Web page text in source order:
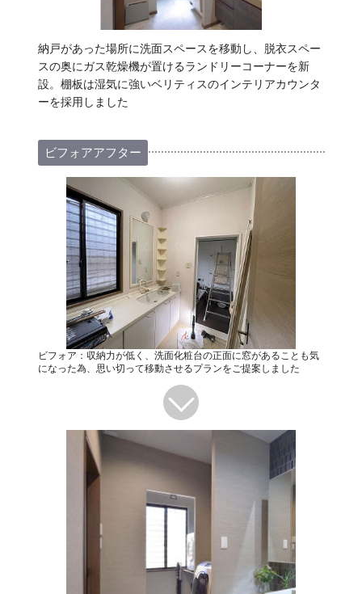
納戸があった場所に洗面スペースを移動し、脱衣スペー
スの奥にガス乾燥機が置けるランドリーコーナーを新
設。棚板は湿気に強いベリティスのインテリアカウンタ
ーを採用しました
ビフォアアフター
ビフォア：収納力が低く、洗面化粧台の正面に窓があることも気
になった為、思い切って移動させるプランをご提案しました